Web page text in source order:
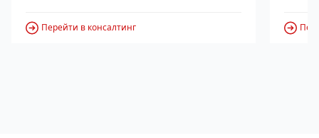
Перейти в консалтинг